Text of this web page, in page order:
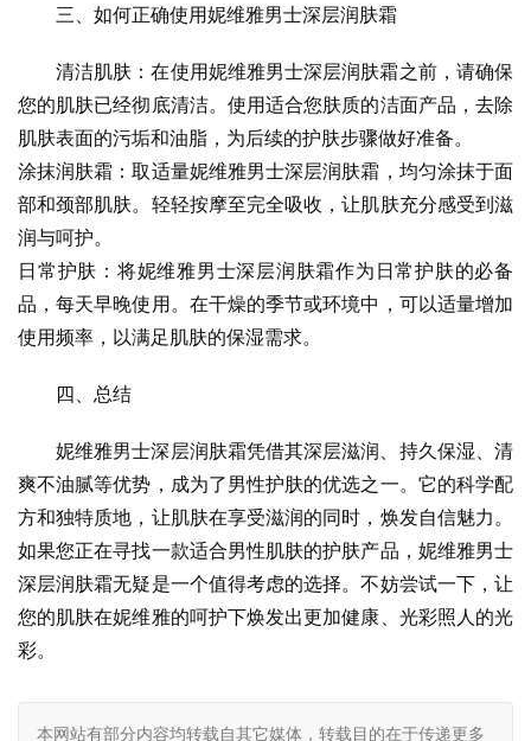
三、如何正确使用妮维雅男士深层润肤霜
清洁肌肤：在使用妮维雅男士深层润肤霜之前，请确保
您的肌肤已经彻底清洁。使用适合您肤质的洁面产品，去除
肌肤表面的污垢和油脂，为后续的护肤步骤做好准备。
涂抹润肤霜：取适量妮维雅男士深层润肤霜，均匀涂抹于面
部和颈部肌肤。轻轻按摩至完全吸收，让肌肤充分感受到滋
润与呵护。
日常护肤：将妮维雅男士深层润肤霜作为日常护肤的必备
品，每天早晚使用。在干燥的季节或环境中，可以适量增加
使用频率，以满足肌肤的保湿需求。
四、总结
妮维雅男士深层润肤霜凭借其深层滋润、持久保湿、清
爽不油腻等优势，成为了男性护肤的优选之一。它的科学配
方和独特质地，让肌肤在享受滋润的同时，焕发自信魅力。
如果您正在寻找一款适合男性肌肤的护肤产品，妮维雅男士
深层润肤霜无疑是一个值得考虑的选择。不妨尝试一下，让
您的肌肤在妮维雅的呵护下焕发出更加健康、光彩照人的光
彩。
本网站有部分内容均转载自其它媒体，转载目的在于传递更多